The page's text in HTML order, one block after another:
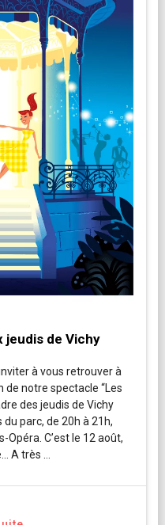
jeudis de Vichy
à vous retrouver à
de notre spectacle “Les
des jeudis de Vichy
parc, de 20h à 21h,
C’est le 12 août,
A très …